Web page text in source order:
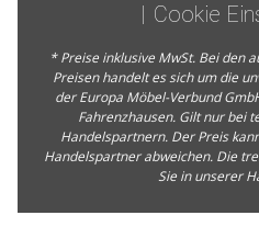
Cookie
* Preise inklusive MwSt. Bei den
Preisen handelt es sich um die
der Europa Möbel-Verbund
Fahrenzhausen. Gilt nur bei
Handelspartnern. Der Preis
Handelspartner abweichen. Die
Sie in unserer